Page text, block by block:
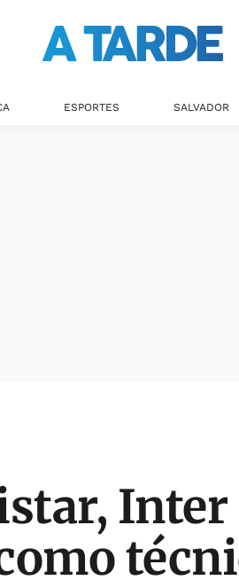
ESPORTES SALVADOR